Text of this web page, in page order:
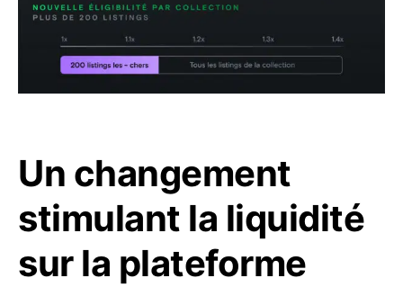
Un changement
stimulant la liquidité
sur la plateforme